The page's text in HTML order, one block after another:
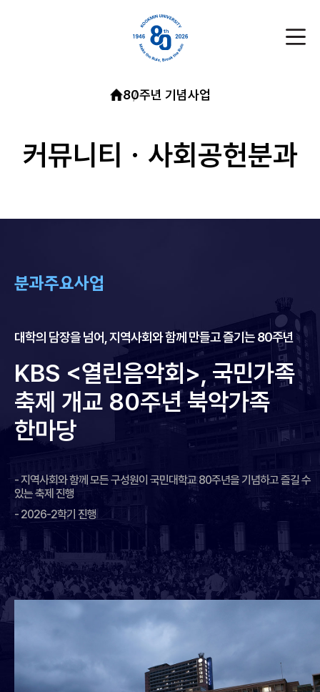
80주년 기념사업
커뮤니티ㆍ사회공헌분과
분과주요사업
대학의 담장을 넘어, 지역사회와 함께 만들고 즐기는 80주년
KBS <열린음악회>, 국민가족
축제 개교 80주년 북악가족
한마당
- 지역사회와 함께 모든 구성원이 국민대학교 80주년을 기념하고 즐길 수
있는 축제 진행
- 2026-2학기 진행